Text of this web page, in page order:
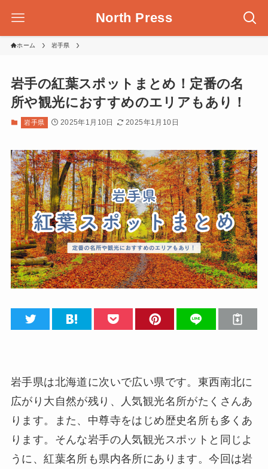
North Press
ホーム 岩手県
岩手の紅葉スポットまとめ！定番の名
所や観光におすすめのエリアもあり！
岩手県 2025年1月10日 2025年1月10日
岩手県は北海道に次いで広い県です。東西南北に
広がり大自然が残り、人気観光名所がたくさんあ
ります。また、中尊寺をはじめ歴史名所も多くあ
ります。そんな岩手の人気観光スポットと同じよ
うに、紅葉名所も県内各所にあります。今回は岩